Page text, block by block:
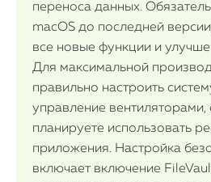
переноса данных.
macOS до последней
все новые функции и
Для максимальной
правильно настроить
управление
планируете использовать
приложения. Настройка
включает включение